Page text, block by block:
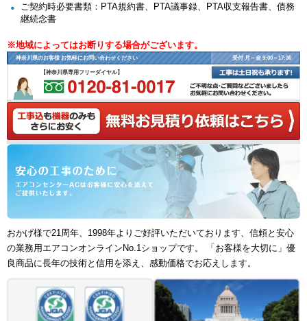
ご契約時必要書類：PTA規約書、PTA議事録、PTA収支報告書、債務
継続念書
※地域によってはお断りする場合がございます。
神奈川県のお客様 お気軽にお問い合わせください 受付 月～金 9:00～17:30
【神奈川県専用フリーダイヤル】
おかげ様で21周年、1998年よりご好評いただいております、信頼と安心
の業務用エアコンオンラインNo.1ショップです。 「お客様を大切に」優
良商品に長年の技術と信用を添え、感動価格でお応えします。